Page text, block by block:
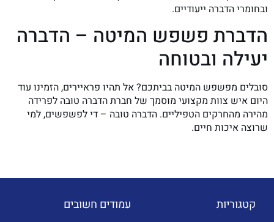
ובחומרי הדברה ייעודיים.
הדברת פשפש המיטה – הדברה
יעילה ובטוחה
סובלים מפשפש המיטה בביתכם? אל תהיו פראיירים, הזמינו עוד
היום איש צוות מקצועי מוסמך של חברת הדברה טובה לפרידה
מהירה מהחרקים הטפיליים. הדברה טובה – די לפשפשים, למי
שרוצה איכות חיים.
קטגוריות עמודים חשובים